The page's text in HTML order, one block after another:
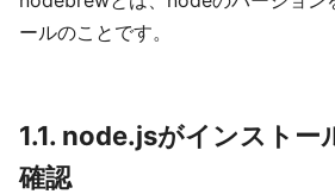
ールのことです。
1.1. node.jsがインストー
確認